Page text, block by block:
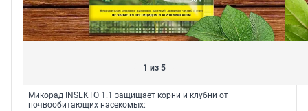
1 из 5
Микорад INSEKTO 1.1 защищает корни и клубни от
почвообитающих насекомых: